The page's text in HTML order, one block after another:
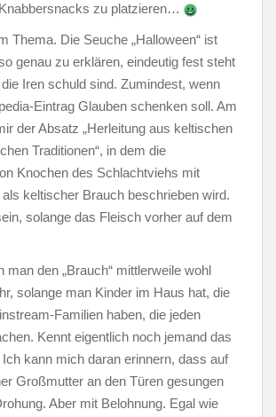
zu platzieren…
Thema. Die Seuche „Halloween“ ist
genau zu erklären, eindeutig fest steht
Iren schuld sind. Zumindest, wenn
Eintrag Glauben schenken soll. Am
der Absatz „Herleitung aus keltischen
Traditionen“, in dem die
Knochen des Schlachtviehs mit
keltischer Brauch beschrieben wird.
solange das Fleisch vorher auf dem
man den „Brauch“ mittlerweile wohl
solange man Kinder im Haus hat, die
Familien haben, die jeden
Kennt eigentlich noch jemand das
kann mich daran erinnern, dass auf
Großmutter an den Türen gesungen
Aber mit Belohnung. Egal wie